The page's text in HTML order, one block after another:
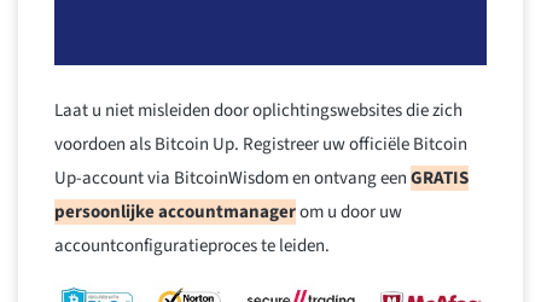
Laat u niet misleiden door oplichtingswebsites die zich
voordoen als Bitcoin Up. Registreer uw officiële Bitcoin
Up-account via BitcoinWisdom en ontvang eenGRATIS
persoonlijke accountmanagerom u door uw
accountconfiguratieproces te leiden.